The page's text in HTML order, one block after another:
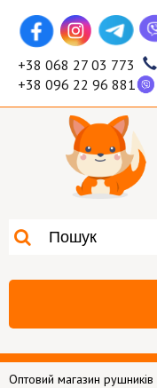
+38 068 27 03 773
+38 096 22 96 881
Оптовий магазин рушників